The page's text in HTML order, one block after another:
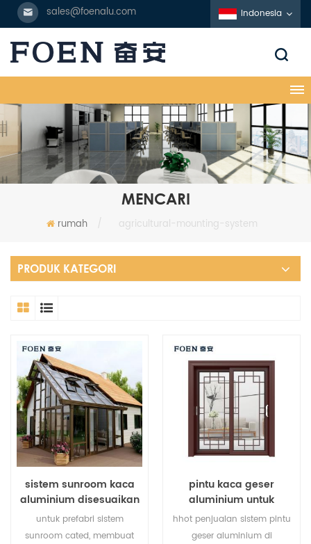
sales@foenalu.com Indonesia
MENCARI
rumah / agricultural-mounting-system
PRODUK KATEGORI
sistem sunroom kaca
aluminium disesuaikan
untuk prefabri sistem
sunroom cated, membuat
pintu kaca geser
aluminium untuk
apartemen
hhot penjualan sistem pintu
geser aluminium di